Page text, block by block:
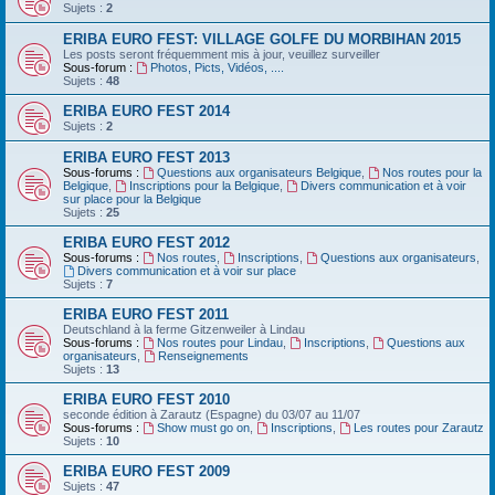
Sujets : 2
ERIBA EURO FEST: VILLAGE GOLFE DU MORBIHAN 2015
Les posts seront fréquemment mis à jour, veuillez surveiller
Sous-forum :
Photos, Picts, Vidéos, ....
Sujets : 48
ERIBA EURO FEST 2014
Sujets : 2
ERIBA EURO FEST 2013
Sous-forums : Questions aux organisateurs Belgique,
Nos routes pour la
Belgique
Inscriptions pour la Belgique,
Divers communication et à voir
sur place pour la Belgique
Sujets : 25
ERIBA EURO FEST 2012
Sous-forums : Nos routes Inscriptions Questions aux organisateurs
Divers communication et à voir sur place
Sujets : 7
ERIBA EURO FEST 2011
Deutschland‏ à la ferme Gitzenweiler à Lindau
Sous-forums :
Nos routes pour Lindau, Inscriptions
Questions aux
organisateurs
Renseignements
Sujets : 13
ERIBA EURO FEST 2010
seconde édition à Zarautz (Espagne) du 03/07 au 11/07
Sous-forums :
Show must go on, Inscriptions
Les routes pour Zarautz
Sujets : 10
ERIBA EURO FEST 2009
Sujets : 47